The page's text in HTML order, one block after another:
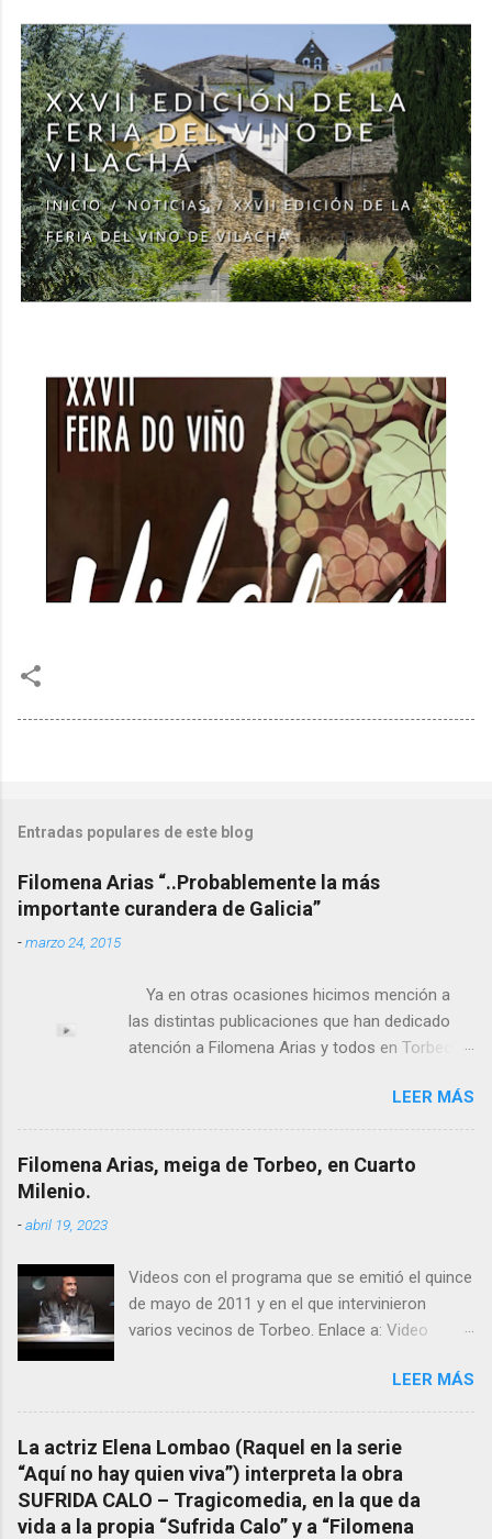
Entradas populares de este blog
Filomena Arias “..Probablemente la más
importante curandera de Galicia”
-marzo 24, 2015
Ya en otras ocasiones hicimos mención a
las distintas publicaciones que han dedicado
atención a Filomena Arias y todos en Torbeo
el pasado siglo tuvo esta “curandeira” por sus
“obras y milagros”, pero también como
excelente difusora del nombre de nuestro
pueblo, no en vano es reconocida por muchos
mención a ANTON PATIÑO REGUEIRA (ya
fallecido) cuyo empeño por estudiar y dar a
conocer a esta “sabia” y por ende a Torbeo no
También reproducimos integro el articulo que
en el año 2000 publico Ángel Arnaiz recogiendo
información de primera mano que le
suministraron David (nieto de Filomena) y
algunos vecinos mas del pueblo.
Dejamos para otro momento la ...
LEER MÁS
Filomena Arias, meiga de Torbeo, en Cuarto
Milenio.
-abril 19, 2023
Videos con el programa que se emitió el quince
de mayo de 2011 y en el que intervinieron
varios vecinos de Torbeo. Enlace a: Video
completo emitido en CUARTO MILENIO En
Facebook otra copia con mejor resolución:
Facebook CUARTO MILENIO - Filomena Arias.
LEER MÁS
La actriz Elena Lombao (Raquel en la serie
“Aquí no hay quien viva”) interpreta la obra
SUFRIDA CALO – Tragicomedia, en la que da
vida a la propia “Sufrida Calo” y a “Filomena